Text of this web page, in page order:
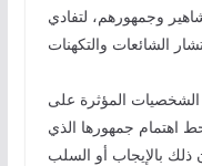
وجمهورهم، لتفادي
المؤثرة على
اهتمام جمهورها الذي